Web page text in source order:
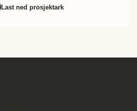
Last ned prosjektark